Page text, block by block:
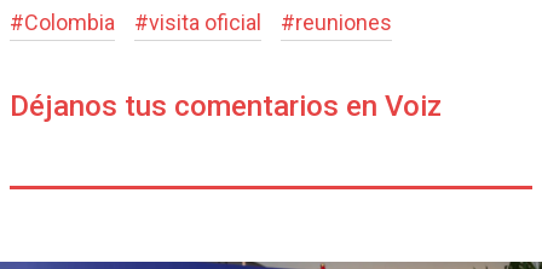
#Colombia #visita oficial #reuniones
Déjanos tus comentarios en Voiz